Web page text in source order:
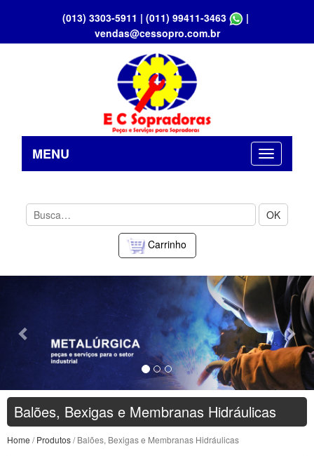
(013) 3303-5911 | (011) 99411-3463
|
vendas@cessopro.com.br
MENU
OK
Carrinho
Previous
Balões, Bexigas e Membranas Hidráulicas
Home /Produtos/ Balões, Bexigas e Membranas Hidráulicas